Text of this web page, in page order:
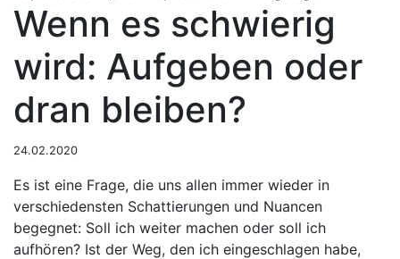
Wenn es schwierig
wird: Aufgeben oder
dran bleiben?
24.02.2020
Es ist eine Frage, die uns allen immer wieder in
verschiedensten Schattierungen und Nuancen
begegnet: Soll ich weiter machen oder soll ich
aufhören? Ist der Weg, den ich eingeschlagen habe,